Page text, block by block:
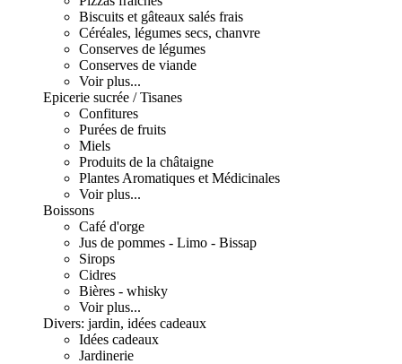
Biscuits et gâteaux salés frais
Céréales, légumes secs, chanvre
Conserves de légumes
Conserves de viande
Voir plus...
Epicerie sucrée / Tisanes
Confitures
Purées de fruits
Miels
Produits de la châtaigne
Plantes Aromatiques et Médicinales
Voir plus...
Boissons
Café d'orge
Jus de pommes - Limo - Bissap
Sirops
Cidres
Bières - whisky
Voir plus...
Divers: jardin, idées cadeaux
Idées cadeaux
Jardinerie